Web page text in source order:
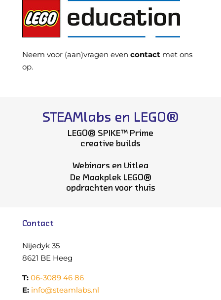
Neem voor (aan)vragen even contact met ons
op.
STEAMlabs en LEGO®
Education
LEGO® SPIKE™ Prime
creative builds
Webinars en Uitleg
De Maakplek LEGO®
opdrachten voor thuis
Contact
Nijedyk 35
8621 BE Heeg
T: 06-3089 46 86
E: info@steamlabs.nl